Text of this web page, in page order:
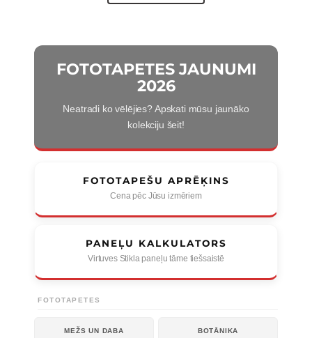
FOTOTAPETES JAUNUMI
2026
Neatradi ko vēlējies? Apskati mūsu jaunāko
kolekciju šeit!
FOTOTAPEŠU APRĒĶINS
Cena pēc Jūsu izmēriem
PANEĻU KALKULATORS
Virtuves Stikla paneļu tāme tiešsaistē
FOTOTAPETES
MEŽS UN DABA BOTĀNIKA